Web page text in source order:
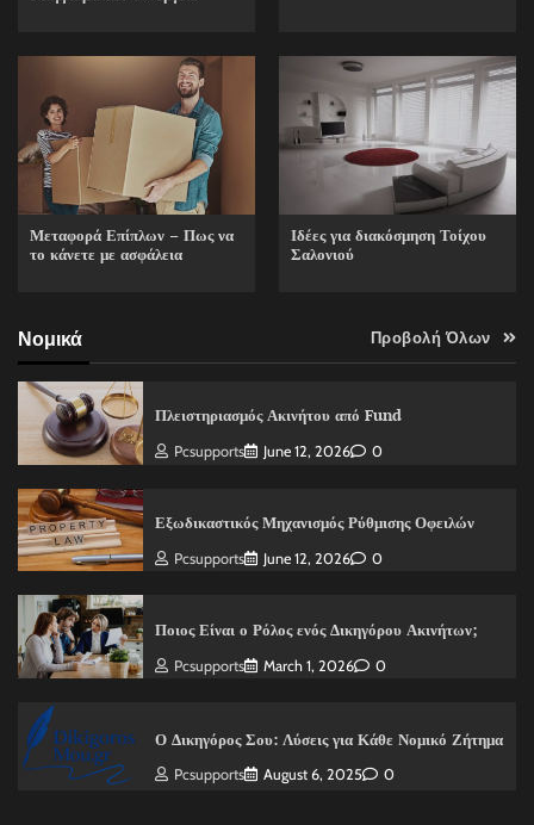
Μεταφορά Επίπλων – Πως να
το κάνετε με ασφάλεια
Ιδέες για διακόσμηση Τοίχου
Σαλονιού
Νομικά Προβολή Όλων
Πλειστηριασμός Ακινήτου από Fund
Pcsupports June 12, 2026 0
Εξωδικαστικός Μηχανισμός Ρύθμισης Οφειλών
Pcsupports June 12, 2026 0
Ποιος Είναι ο Ρόλος ενός Δικηγόρου Ακινήτων;
Pcsupports March 1, 2026 0
Ο Δικηγόρος Σου: Λύσεις για Κάθε Νομικό Ζήτημα
Pcsupports August 6, 2025 0